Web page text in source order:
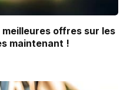
offres sur les
maintenant !